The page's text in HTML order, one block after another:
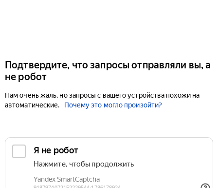
Подтвердите, что запросы отправляли вы, а
не робот
Нам очень жаль, но запросы с вашего устройства похожи на
автоматические.
Почему это могло произойти?